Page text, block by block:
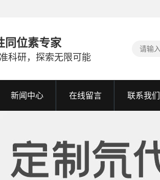
同位素专家
科研，探索无限可能
新闻中心 在线留言 联系我们